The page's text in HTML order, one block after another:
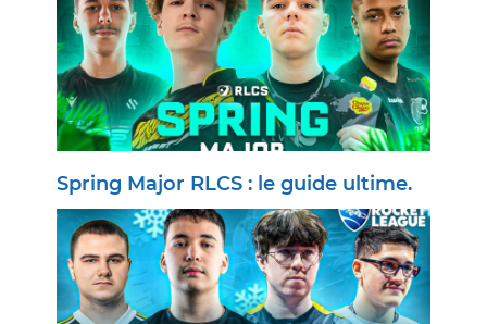
Spring Major RLCS : le guide ultime.